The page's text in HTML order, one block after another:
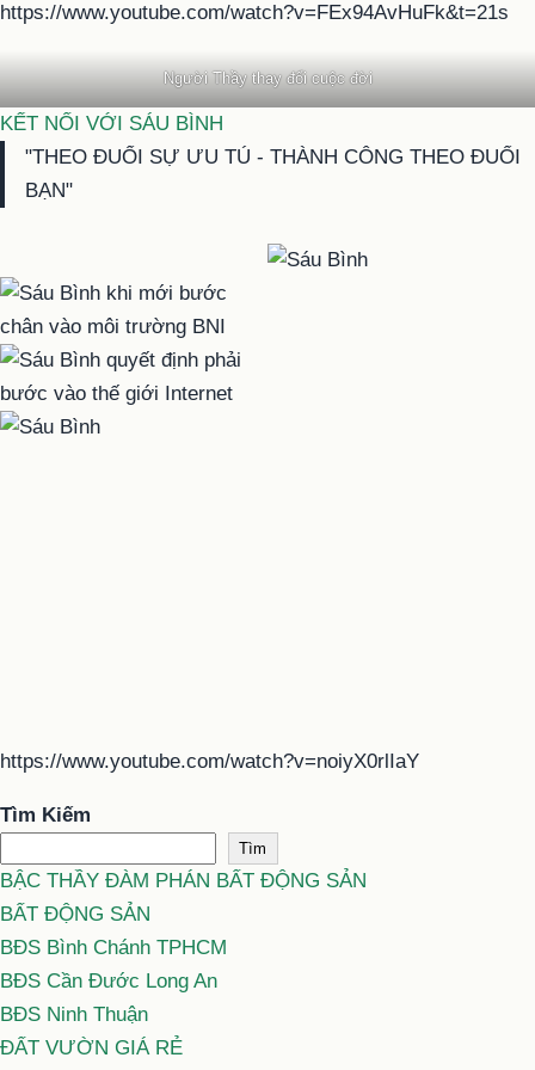
https://www.youtube.com/watch?v=FEx94AvHuFk&t=21s
Người Thầy thay đổi cuộc đời
KẾT NỐI VỚI SÁU BÌNH
"THEO ĐUỔI SỰ ƯU TÚ - THÀNH CÔNG THEO ĐUỔI
BẠN"
https://www.youtube.com/watch?v=noiyX0rlIaY
Tìm Kiếm
Tìm
BẬC THẦY ĐÀM PHÁN BẤT ĐỘNG SẢN
BẤT ĐỘNG SẢN
BĐS Bình Chánh TPHCM
BĐS Cần Đước Long An
BĐS Ninh Thuận
ĐẤT VƯỜN GIÁ RẺ